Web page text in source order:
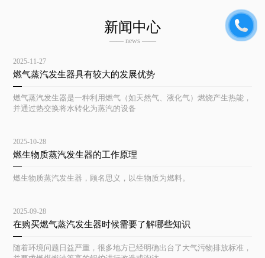
新闻中心
—— news ——
2025-11-27
燃气蒸汽发生器具有较大的发展优势
燃气蒸汽发生器是一种利用燃气（如天然气、液化气）燃烧产生热能，
并通过热交换将水转化为蒸汽的设备
2025-10-28
燃生物质蒸汽发生器的工作原理
燃生物质蒸汽发生器，顾名思义，以生物质为燃料。
2025-09-28
在购买燃气蒸汽发生器时候需要了解哪些知识
随着环境问题日益严重，很多地方已经明确出台了大气污物排放标准，